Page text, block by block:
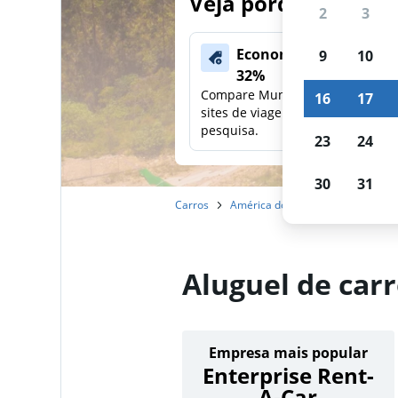
Economize mais de
32%
Compare Mundi com outros
sites de viagens em uma única
pesquisa.
Carros América do Norte
Aluguel de
Empresa mais popular
Enterprise Rent-
2 3
9 10
16 17
23 24
30 31